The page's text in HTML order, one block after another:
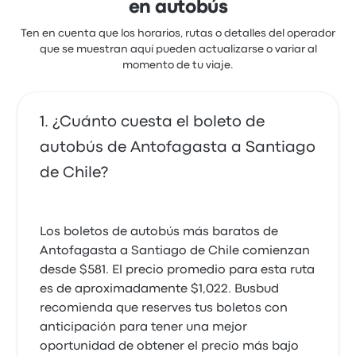
en autobús
Ten en cuenta que los horarios, rutas o detalles del operador
que se muestran aquí pueden actualizarse o variar al
momento de tu viaje.
¿Cuánto cuesta el boleto de
autobús de Antofagasta a Santiago
de Chile?
Los boletos de autobús más baratos de
Antofagasta a Santiago de Chile comienzan
desde $581. El precio promedio para esta ruta
es de aproximadamente $1,022. Busbud
recomienda que reserves tus boletos con
anticipación para tener una mejor
oportunidad de obtener el precio más bajo